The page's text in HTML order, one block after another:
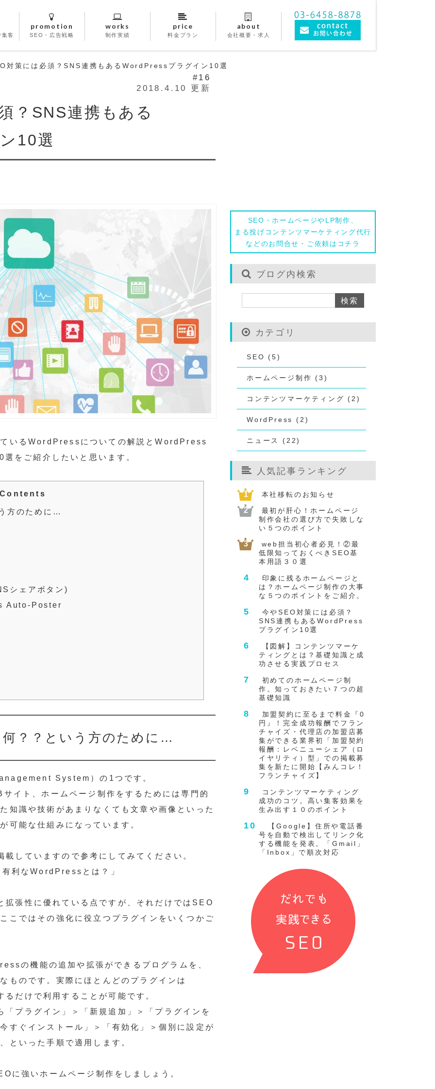
集客
promotion
SEO・広告戦略
works
制作実績
price
料金プラン
about
会社概要・求人
対策には必須？SNS連携もあるWordPressプラグイン10選
#16
2018.4.10 更新
？SNS連携もある
10選
いるWordPressについての解説とWordPress
をご紹介したいと思います。
Contents
方のために…
シェアボタン)
Auto-Poster
？？という方のために…
System）の1つです。
イト、ホームページ制作をするためには専門的
知識や技術があまりなくても文章や画像といった
可能な仕組みになっています。
していますので参考にしてみてください。
有利なWordPressとは？」
張性に優れている点ですが、それだけではSEO
こではその強化に役立つプラグインをいくつかご
の機能の追加や拡張ができるプログラムを、
ものです。実際にほとんどのプラグインは
だけで利用することが可能です。
プラグイン」＞「新規追加」＞「プラグインを
すぐインストール」＞「有効化」＞個別に設定が
といった手順で適用します。
に強いホームページ制作をしましょう。
SEO・ホームページやLP制作、
まる投げコンテンツマーケティング代行
などのお問合せ・ご依頼はコチラ
ブログ内検索
カテゴリ
SEO (5)
ホームページ制作 (3)
コンテンツマーケティング (2)
WordPress (2)
ニュース (22)
人気記事ランキング
本社移転のお知らせ
最初が肝心！ホームページ
制作会社の選び方で失敗しな
い５つのポイント
web担当初心者必見！②最
低限知っておくべきSEO基
本用語３０選
印象に残るホームページと
は？ホームページ制作の大事
な５つのポイントをご紹介。
今やSEO対策には必須？
SNS連携もあるWordPress
プラグイン10選
【図解】コンテンツマーケ
ティングとは？基礎知識と成
功させる実践プロセス
初めてのホームページ制
作。知っておきたい７つの超
基礎知識
加盟契約に至るまで料金『0
円』！完全成功報酬でフラン
チャイズ・代理店の加盟店募
集ができる業界初「加盟契約
報酬：レベニューシェア（ロ
イヤリティ）型」での掲載募
集を新たに開始【みんコレ！
フランチャイズ】
コンテンツマーケティング
成功のコツ。高い集客効果を
生み出す１０のポイント
【Google】住所や電話番
号を自動で検出してリンク化
する機能を発表。「Gmail」
「Inbox」で順次対応